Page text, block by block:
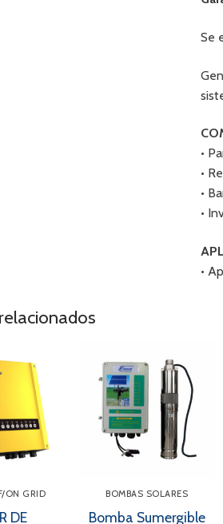
Se
•
•
•
•
•
ON GRID
DE
BOMBAS SOLARES
Bomba Sumergible